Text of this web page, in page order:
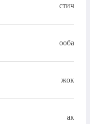
стич
ооба
жок
ак